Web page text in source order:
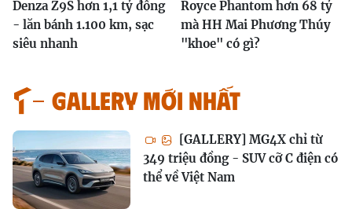
Denza Z9S hơn 1,1 tỷ đồng
- lăn bánh 1.100 km, sạc
siêu nhanh
Royce Phantom hơn 68 tỷ
mà HH Mai Phương Thúy
"khoe" có gì?
GALLERY MỚI NHẤT
[GALLERY] MG4X chỉ từ
349 triệu đồng - SUV cỡ C điện có
thể về Việt Nam